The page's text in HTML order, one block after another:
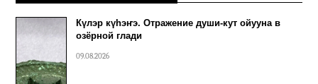
Күлэр күhэҥэ. Отражение души-кут ойууна в
озёрной глади
09.08.2026